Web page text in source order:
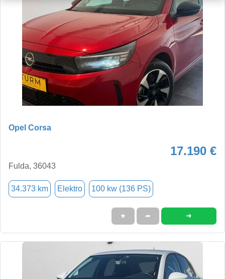
Opel Corsa
17.190 €
Fulda, 36043
34.373 km Elektro 100 kw (136 PS)
★ ➦ ➜